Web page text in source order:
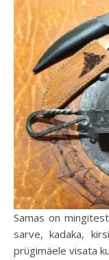
Samas on
sarve, kadaka,
prügimäele visata